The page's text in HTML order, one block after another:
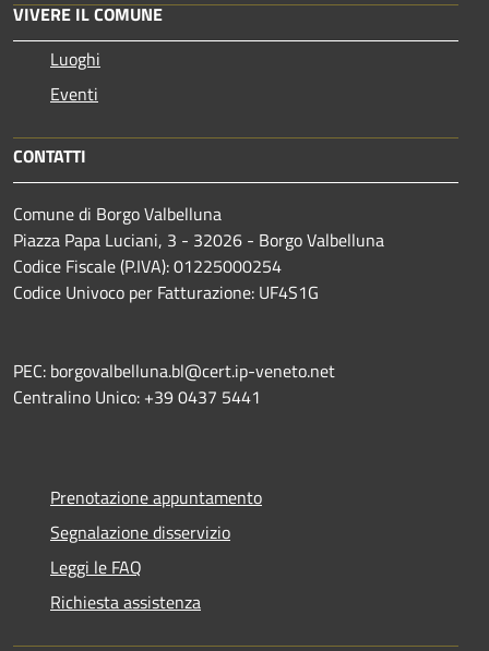
VIVERE IL COMUNE
Luoghi
Eventi
CONTATTI
Comune di Borgo Valbelluna
Piazza Papa Luciani, 3 - 32026 - Borgo Valbelluna
Codice Fiscale (P.IVA): 01225000254
Codice Univoco per Fatturazione: UF4S1G
PEC: borgovalbelluna.bl@cert.ip-veneto.net
Centralino Unico: +39 0437 5441
Prenotazione appuntamento
Segnalazione disservizio
Leggi le FAQ
Richiesta assistenza